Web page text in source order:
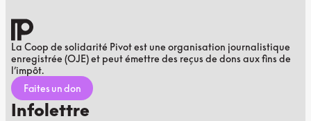
La Coop de solidarité Pivot est une organisation journalistique
enregistrée (OJE) et peut émettre des reçus de dons aux fins de
l’impôt.
Faites un don
Infolettre